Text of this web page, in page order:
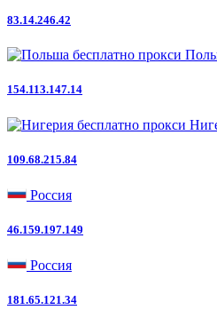
83.14.246.42
154.113.147.14
109.68.215.84
Россия
46.159.197.149
Россия
181.65.121.34